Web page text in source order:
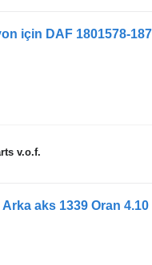
v.o.f.
aks 1339 Oran 4.10